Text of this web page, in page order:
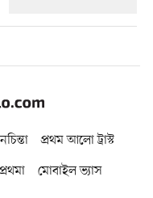
প্রথম আলো ট্রাস্ট
মোবাইল ভ্যাস